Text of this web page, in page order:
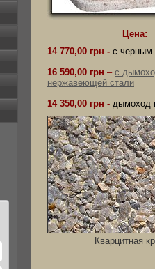
Цена:
14 770,00 грн - с
16 590,00 грн – с
нержавеющей стали
14 350,00 грн - дымоход
Кварцитная